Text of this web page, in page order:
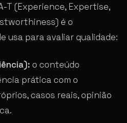
T (Experience, Expertise,
é o
usa para avaliar qualidade:
o conteúdo
prática com o
casos reais, opinião